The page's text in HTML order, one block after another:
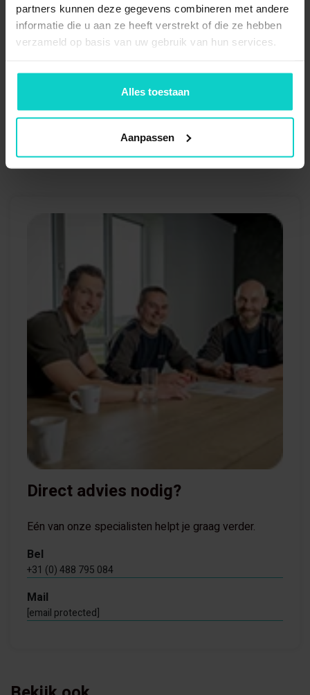
partners kunnen deze gegevens combineren met andere
informatie die u aan ze heeft verstrekt of die ze hebben
verzameld op basis van uw gebruik van hun services.
Alles toestaan
Aanpassen
10xDrager 500mm (new)
1xKruisschoor voor vak
1000mm (new)
Direct advies nodig?
Eén van onze specialisten helpt je graag verder.
Bel
+31 (0) 488 795 084
Mail
[email protected]